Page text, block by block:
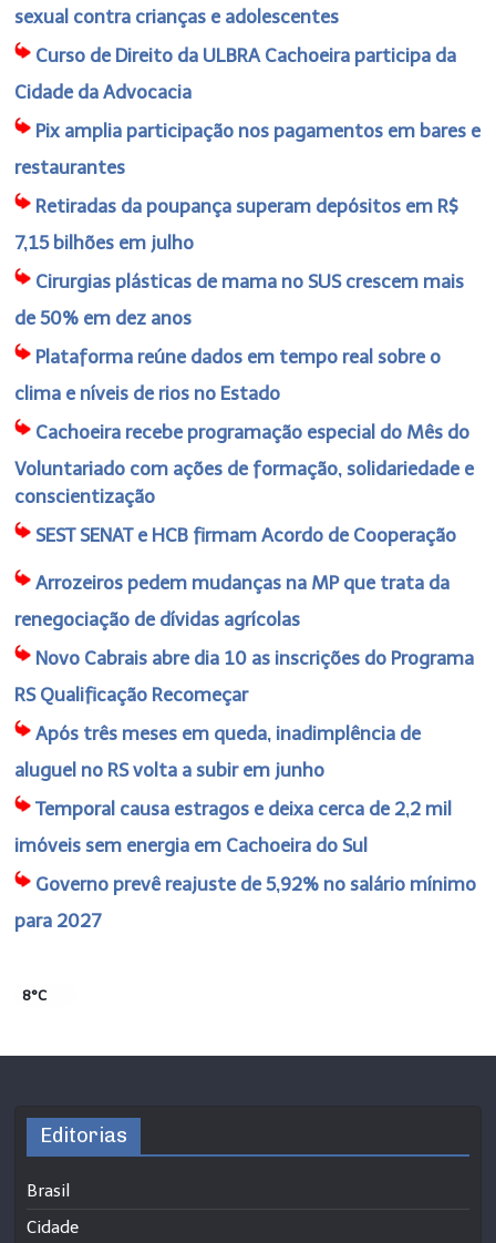
sexual contra crianças e adolescentes
Curso de Direito da ULBRA Cachoeira participa da
Cidade da Advocacia
Pix amplia participação nos pagamentos em bares e
restaurantes
Retiradas da poupança superam depósitos em R$
7,15 bilhões em julho
Cirurgias plásticas de mama no SUS crescem mais
de 50% em dez anos
Plataforma reúne dados em tempo real sobre o
clima e níveis de rios no Estado
Cachoeira recebe programação especial do Mês do
Voluntariado com ações de formação, solidariedade e
conscientização
SEST SENAT e HCB firmam Acordo de Cooperação
Arrozeiros pedem mudanças na MP que trata da
renegociação de dívidas agrícolas
Novo Cabrais abre dia 10 as inscrições do Programa
RS Qualificação Recomeçar
Após três meses em queda, inadimplência de
aluguel no RS volta a subir em junho
Temporal causa estragos e deixa cerca de 2,2 mil
imóveis sem energia em Cachoeira do Sul
Governo prevê reajuste de 5,92% no salário mínimo
para 2027
8°C
Editorias
Brasil
Cidade